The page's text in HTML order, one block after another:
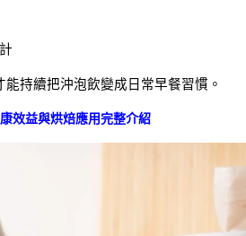
能持續把沖泡飲變成日常早餐習慣。
效益與烘焙應用完整介紹